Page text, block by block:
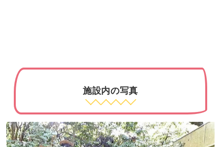
施設内の写真